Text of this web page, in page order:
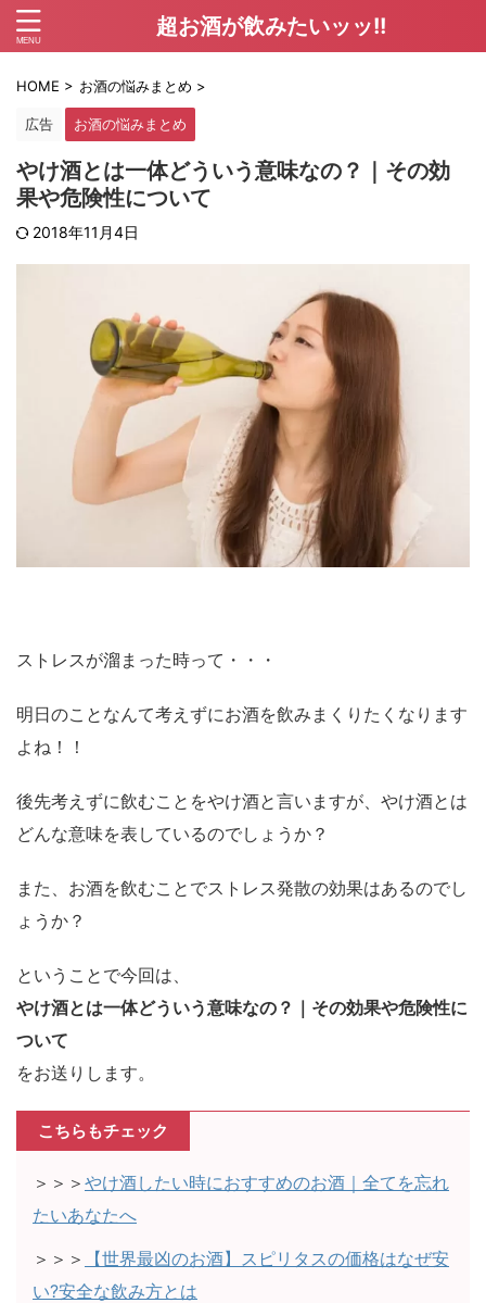
超お酒が飲みたいッッ!!
HOME > お酒の悩みまとめ >
広告 お酒の悩みまとめ
やけ酒とは一体どういう意味なの？｜その効
果や危険性について
2018年11月4日
ストレスが溜まった時って・・・
明日のことなんて考えずにお酒を飲みまくりたくなります
よね！！
後先考えずに飲むことをやけ酒と言いますが、やけ酒とは
どんな意味を表しているのでしょうか？
また、お酒を飲むことでストレス発散の効果はあるのでし
ょうか？
ということで今回は、
やけ酒とは一体どういう意味なの？｜その効果や危険性に
ついて
をお送りします。
こちらもチェック
＞＞＞ やけ酒したい時におすすめのお酒｜全てを忘れ
たいあなたへ
＞＞＞
【世界最凶のお酒】スピリタスの価格はなぜ安
い?安全な飲み方とは